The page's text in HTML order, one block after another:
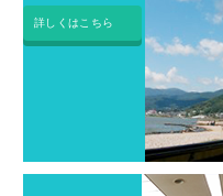
詳しくはこちら